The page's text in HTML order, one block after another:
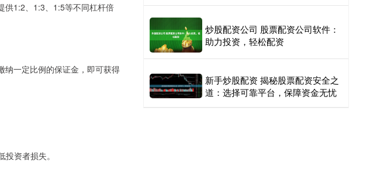
供1:2、1:3、1:5等不同杠杆倍
纳一定比例的保证金，即可获得
资者损失。
炒股配资公司 股票配资公司软件：
助力投资，轻松配资
新手炒股配资 揭秘股票配资安全之
道：选择可靠平台，保障资金无忧